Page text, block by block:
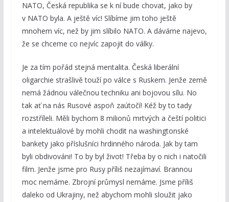
NATO, Česká republika se k ní bude chovat, jako by
v NATO byla. A ještě víc! Slíbíme jim toho ještě
mnohem víc, než by jim slíbilo NATO. A dáváme najevo,
že se chceme co nejvíc zapojit do války.
Je za tím pořád stejná mentalita. Česká liberální
oligarchie strašlivě touží po válce s Ruskem. Jenže země
nemá žádnou válečnou techniku ani bojovou sílu. No
tak ať na nás Rusové aspoň zaútočí! Kéž by to tady
rozstříleli. Měli bychom 8 milionů mrtvých a čeští politici
a intelektuálové by mohli chodit na washingtonské
bankety jako příslušníci hrdinného národa. Jak by tam
byli obdivováni! To by byl život! Třeba by o nich i natočili
film. Jenže jsme pro Rusy příliš nezajímaví. Brannou
moc nemáme. Zbrojní průmysl nemáme. Jsme příliš
daleko od Ukrajiny, než abychom mohli sloužit jako